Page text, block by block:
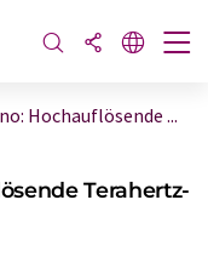
Hochauflösende ...
Terahertz-